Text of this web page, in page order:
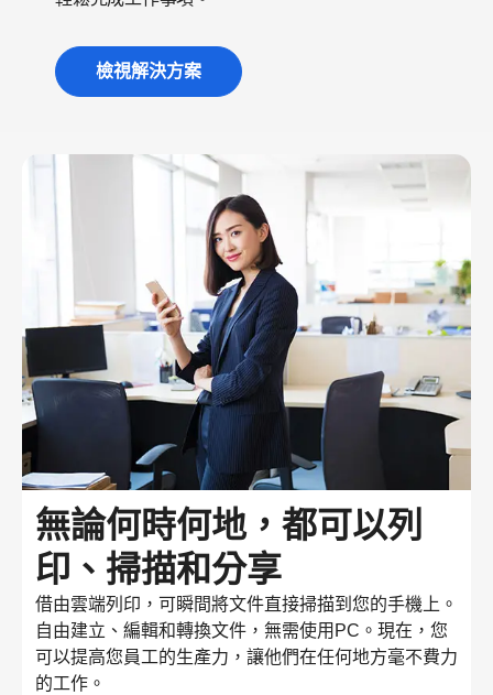
檢視解決方案
無論何時何地，都可以列
印、掃描和分享
借由雲端列印，可瞬間將文件直接掃描到您的手機上。
自由建立、編輯和轉換文件，無需使用PC。現在，您
可以提高您員工的生產力，讓他們在任何地方毫不費力
的工作。